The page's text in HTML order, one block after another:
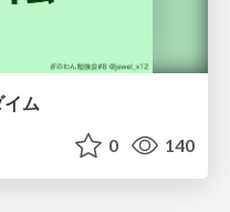
ム
0 140